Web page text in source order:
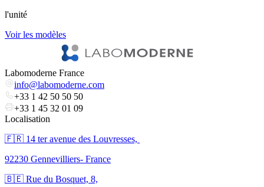
l'unité
Voir les modèles
Labomoderne France
info@labomoderne.com
+33 1 42 50 50 50
+33 1 45 32 01 09
Localisation
🇫🇷 ​14 ter avenue des Louvresses,
92230 Gennevilliers- France
🇧🇪 Rue du Bosquet, 8,